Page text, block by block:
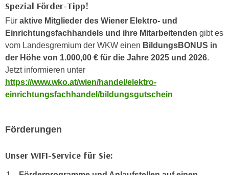
Spezial Förder-Tipp!
Für aktive Mitglieder des Wiener Elektro- und
Einrichtungsfachhandels und ihre Mitarbeitenden gibt es
vom Landesgremium der WKW einen BildungsBONUS in
der Höhe von 1.000,00 € für die Jahre 2025 und 2026.
Jetzt informieren unter
https://www.wko.at/wien/handel/elektro-
einrichtungsfachhandel/bildungsgutschein
Förderungen
Unser WIFI-Service für Sie:
e
n
.
U
m
I
h
n
d
r
ü
o
o
k
i
e
s
e
r
b
n